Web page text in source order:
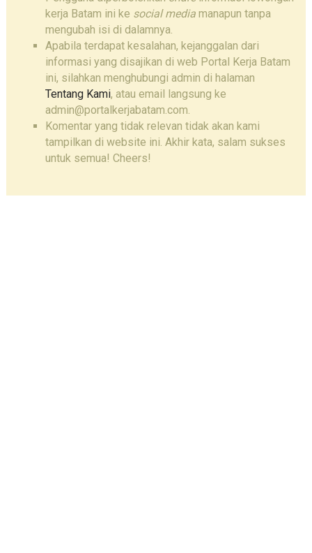
kerja Batam ini ke social mediamanapun tanpa
mengubah isi di dalamnya.
Apabila terdapat kesalahan, kejanggalan dari
informasi yang disajikan di web Portal Kerja Batam
ini, silahkan menghubungi admin di halaman
Tentang Kami, atau email langsung ke
admin@portalkerjabatam.com.
Komentar yang tidak relevan tidak akan kami
tampilkan di website ini. Akhir kata, salam sukses
untuk semua! Cheers!